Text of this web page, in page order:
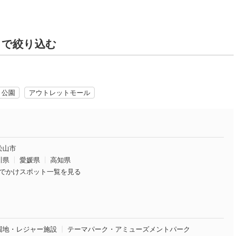
絞り込む
公園 アウトレットモール
山市
県 愛媛県
高知県
かけスポット一覧を見る
地・レジャー施設 テーマパーク・アミューズメントパーク